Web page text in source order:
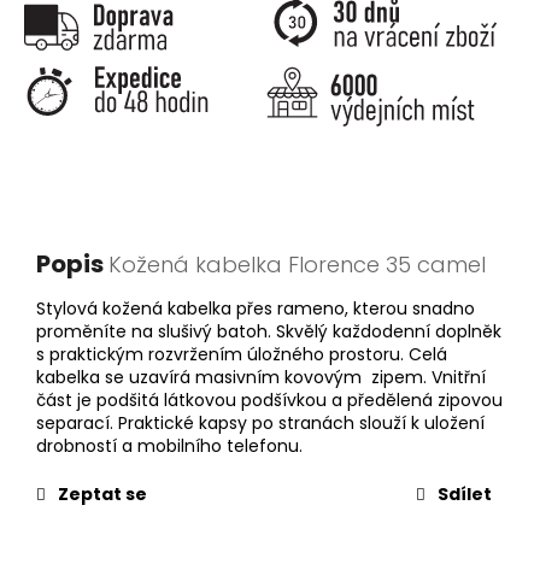
Popis Kožená kabelka Florence 35 camel
Stylová kožená kabelka přes rameno, kterou snadno
proměníte na slušivý batoh. Skvělý každodenní doplněk
s praktickým rozvržením úložného prostoru. Celá
kabelka se uzavírá masivním kovovým zipem. Vnitřní
část je podšitá látkovou podšívkou a předělená zipovou
separací. Praktické kapsy po stranách slouží k uložení
drobností a mobilního telefonu.
Zeptat se
Sdílet